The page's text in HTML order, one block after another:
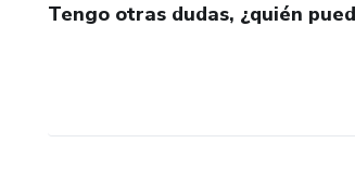
Tengo otras dudas, ¿quién